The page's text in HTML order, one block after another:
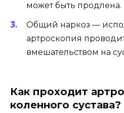
может быть продлена.
Общий наркоз —
артроскопия
вмешательством на
Как проходит
коленного сустава?